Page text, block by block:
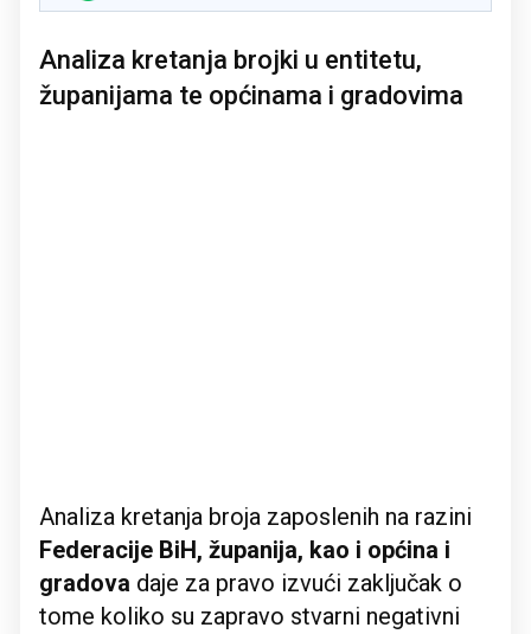
Analiza kretanja brojki u entitetu,
županijama te općinama i gradovima
Analiza kretanja broja zaposlenih na razini
Federacije BiH, županija, kao i općina i
gradova daje za pravo izvući zaključak o
tome koliko su zapravo stvarni negativni